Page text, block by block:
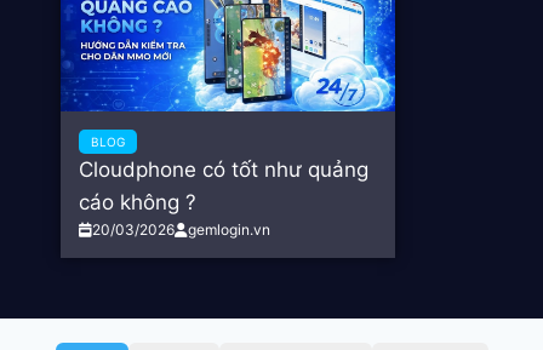
BLOG
Cloudphone có tốt như quảng
cáo không ?
20/03/2026 gemlogin.vn